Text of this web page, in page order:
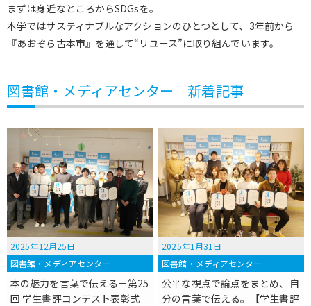
まずは身近なところからSDGsを。
本学ではサスティナブルなアクションのひとつとして、3年前から
『あおぞら古本市』を通して“リユース”に取り組んでいます。
図書館・メディアセンター 新着記事
2025年12月25日
図書館・メディアセンター
本の魅力を言葉で伝える－第25
回 学生書評コンテスト表彰式
2025年1月31日
図書館・メディアセンター
公平な視点で論点をまとめ、自
分の言葉で伝える。【学生書評